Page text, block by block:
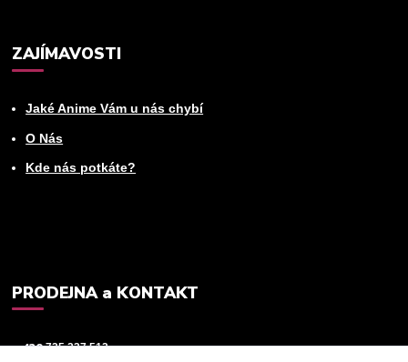
ZAJÍMAVOSTI
Jaké Anime Vám u nás chybí
O Nás
Kde nás potkáte?
PRODEJNA a KONTAKT
+420725 237 512